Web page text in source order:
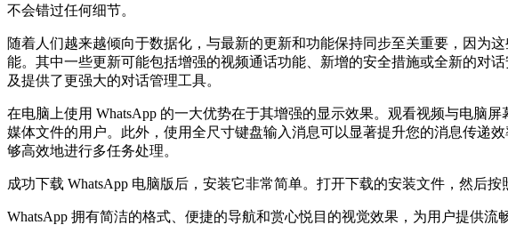
不会错过任何细节。
随着人们越来越倾向于数据化，与最新的更新和功能保持同步至关重要，因为
能。其中一些更新可能包括增强的视频通话功能、新增的安全措施或全新的对
及提供了更强大的对话管理工具。
在电脑上使用 WhatsApp 的一大优势在于其增强的显示效果。观看视频与电脑
媒体文件的用户。此外，使用全尺寸键盘输入消息可以显著提升您的消息传递
够高效地进行多任务处理。
成功下载 WhatsApp 电脑版后，安装它非常简单。打开下载的安装文件，然后
WhatsApp 拥有简洁的格式、便捷的导航和赏心悦目的视觉效果，为用户提供